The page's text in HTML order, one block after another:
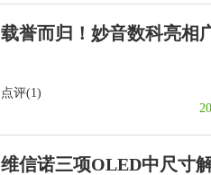
载誉而归！妙音数科亮相
点评(1)
维信诺三项OLED中尺寸